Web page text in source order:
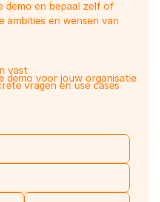
demo en bepaal zelf of
ambities en wensen van
vast
demo voor jouw organisatie
vragen en use cases